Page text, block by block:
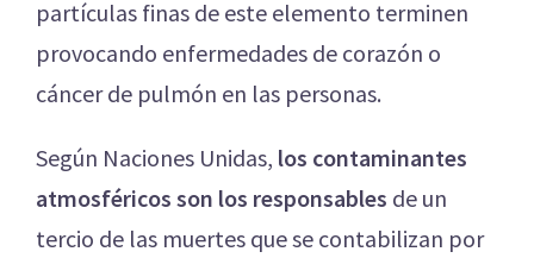
partículas finas de este elemento terminen
provocando enfermedades de corazón o
cáncer de pulmón en las personas.
Según Naciones Unidas, los contaminantes
atmosféricos son los responsables de un
tercio de las muertes que se contabilizan por